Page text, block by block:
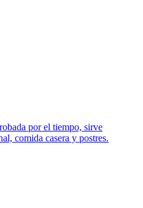
por el tiempo, sirve
comida casera y postres.